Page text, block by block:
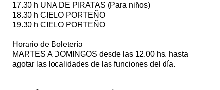
17.30 h UNA DE PIRATAS (Para niños)
18.30 h CIELO PORTEÑO
19.30 h CIELO PORTEÑO
Horario de Boletería
MARTES A DOMINGOS desde las 12.00 hs. hasta
agotar las localidades de las funciones del día.